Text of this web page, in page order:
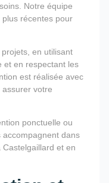
Notre équipe
récentes pour
en utilisant
et en respectant les
est réalisée avec
votre
ponctuelle ou
accompagnent dans
et en